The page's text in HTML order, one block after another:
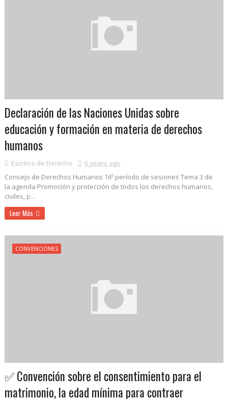
Declaración de las Naciones Unidas sobre
educación y formación en materia de derechos
humanos
Escritos de Derecho
6 years ago
Consejo de Derechos Humanos 16º período de sesiones Tema 3 de
la agenda Promoción y protección de todos los derechos humanos,
civiles, p...
Leer Más
CONVENCIONES
✅ Convención sobre el consentimiento para el
matrimonio, la edad mínima para contraer